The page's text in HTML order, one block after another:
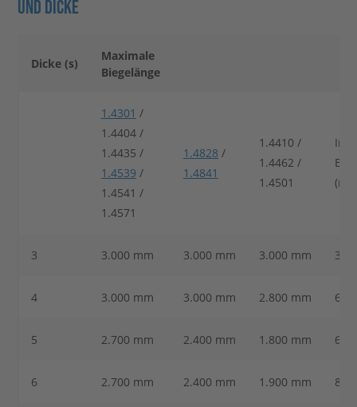
UND DICKE
Dicke (s)
Maximale
Biegelänge
1.4301 /
1.4404 /
1.4435 /
1.4539 /
1.4541 /
1.4571
1.4828 /
1.4841
1.4410 /
1.4462 /
1.4501
(r)
3 3.000 mm 3.000 mm 3.000 mm
4 3.000 mm 3.000 mm 2.800 mm
5 2.700 mm 2.400 mm 1.800 mm
6 2.700 mm 2.400 mm 1.900 mm